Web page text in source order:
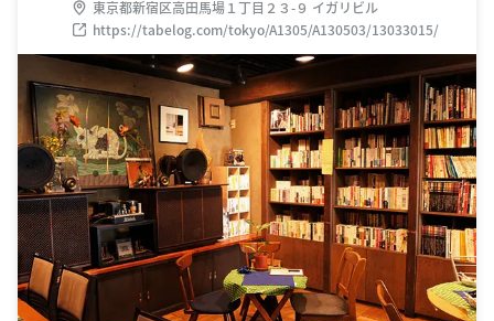
東京都新宿区高田馬場１丁目２３-９ イガリビル
https://tabelog.com/tokyo/A1305/A130503/13033015/